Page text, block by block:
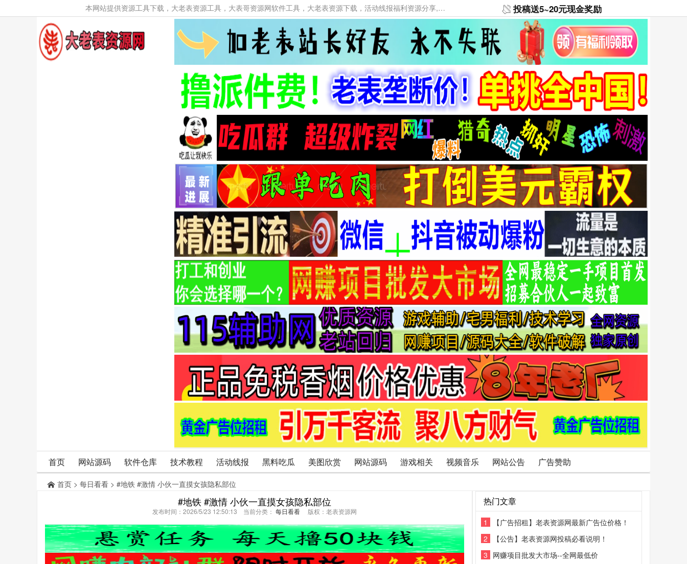
本网站提供资源工具下载，大老表资源工具，大表哥资源网软件工具，大老表资源下载，活动线报福利资源分享,活动线报，大型网游经典游戏，网络热门技术游戏辅助交流与分享。 投稿送5~20元现金奖励
首页 网站源码 软件仓库 技术教程 活动线报 黑料吃瓜 美图欣赏 网站源码 游戏相关 视频音乐 网站公告 广告赞助
首页 > 每日看看 > #地铁 #激情 小伙一直摸女孩隐私部位
#地铁 #激情 小伙一直摸女孩隐私部位
发布时间：2026/5/23 12:50:13 当前分类： 每日看看 版权：老表资源网
热门文章
1
【广告招租】老表资源网最新广告位价格！
2
【公告】老表资源网投稿必看说明！
3 网赚项目批发大市场--全网最低价